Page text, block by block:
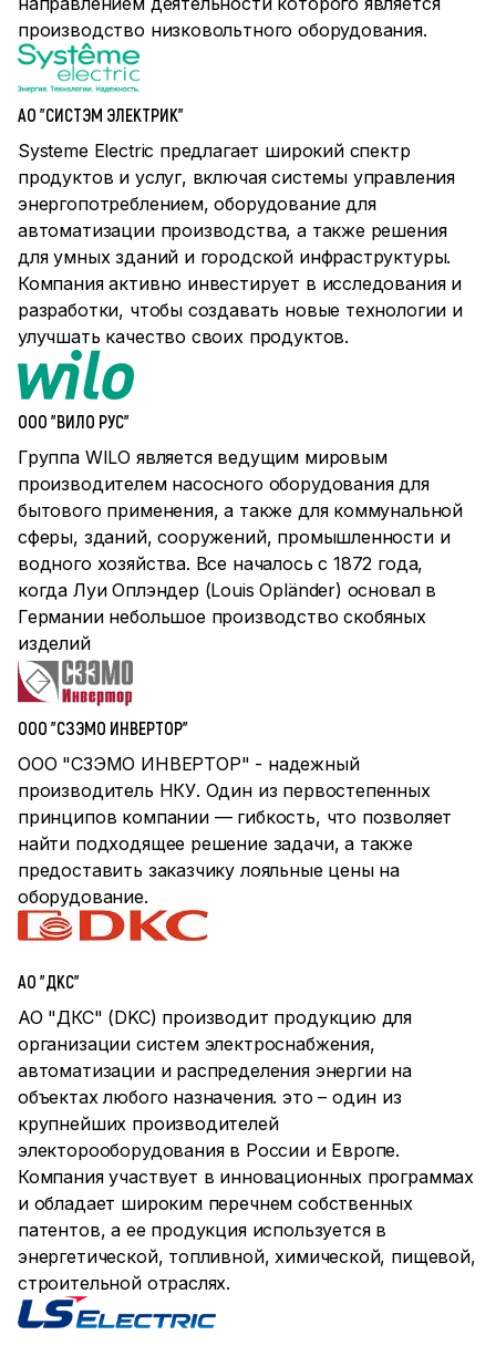
производство низковольтного оборудования.
АО "СИСТЭМ ЭЛЕКТРИК"
Systeme Electric предлагает широкий спектр
продуктов и услуг, включая системы управления
энергопотреблением, оборудование для
автоматизации производства, а также решения
для умных зданий и городской инфраструктуры.
Компания активно инвестирует в исследования и
разработки, чтобы создавать новые технологии и
улучшать качество своих продуктов.
ООО "ВИЛО РУС"
Группа WILO является ведущим мировым
производителем насосного оборудования для
бытового применения, а также для коммунальной
сферы, зданий, сооружений, промышленности и
водного хозяйства. Все началось с 1872 года,
когда Луи Оплэндер (Louis Opländer) основал в
Германии небольшое производство скобяных
изделий
ООО "СЗЭМО ИНВЕРТОР"
ООО "СЗЭМО ИНВЕРТОР" - надежный
производитель НКУ. Один из первостепенных
принципов компании — гибкость, что позволяет
найти подходящее решение задачи, а также
предоставить заказчику лояльные цены на
оборудование.
АО "ДКС"
АО "ДКС" (DKC) производит продукцию для
организации систем электроснабжения,
автоматизации и распределения энергии на
объектах любого назначения. это – один из
крупнейших производителей
электорооборудования в России и Европе.
Компания участвует в инновационных программах
и обладает широким перечнем собственных
патентов, а ее продукция используется в
энергетической, топливной, химической, пищевой,
строительной отраслях.